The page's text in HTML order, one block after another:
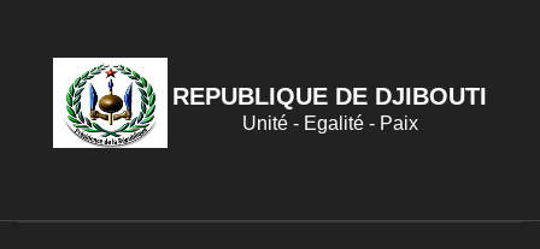
REPUBLIQUE DE DJIBOUTI
Unité - Egalité - Paix